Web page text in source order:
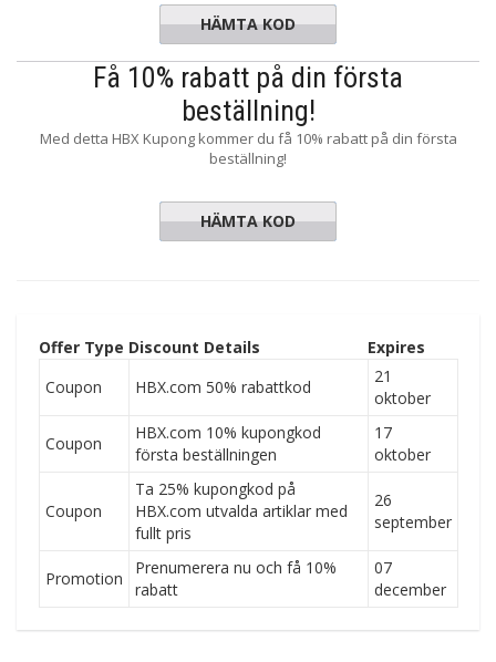
XTRA10
HÄMTA KOD
Få 10% rabatt på din första
beställning!
Med detta HBX Kupong kommer du få 10% rabatt på din första
beställning!
CC9A1F2
HÄMTA KOD
Offer Type Discount Details
Expires
Coupon
HBX.com 50% rabattkod
21
oktober
Coupon
HBX.com 10% kupongkod
första beställningen
17
oktober
Coupon
Ta 25% kupongkod på
HBX.com utvalda artiklar med
fullt pris
26
september
Promotion
Prenumerera nu och få 10%
rabatt
07
december